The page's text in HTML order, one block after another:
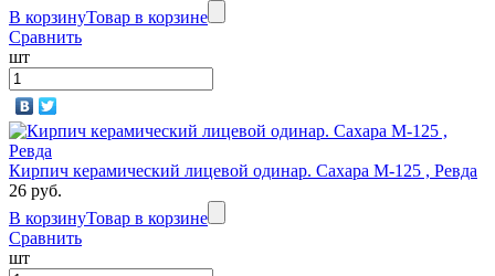
В корзинуТовар в корзине
Сравнить
шт
Кирпич керамический лицевой одинар. Сахара М-125 , Ревда
26 руб.
В корзинуТовар в корзине
Сравнить
шт